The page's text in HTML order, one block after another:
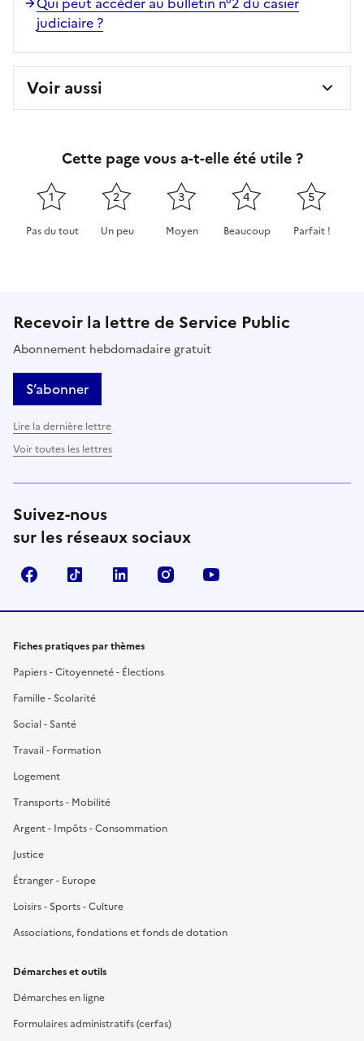
judiciaire ?
Voir aussi
Cette page vous a-t-elle été utile ?
1
Pas du tout
2
Un peu
3
Moyen
4
Beaucoup
5
Parfait !
Recevoir la lettre de Service Public
Abonnement hebdomadaire gratuit
S’abonner
Lire la dernière lettre
Voir toutes les lettres
Suivez-nous
sur les réseaux sociaux
FacebookTikTok LinkedIn Instagram
Fiches pratiques par thèmes
Papiers - Citoyenneté - Élections
Famille - Scolarité
Social - Santé
Travail - Formation
Logement
Transports - Mobilité
Argent - Impôts - Consommation
Justice
Étranger - Europe
Loisirs - Sports - Culture
Associations, fondations et fonds de dotation
Démarches et outils
Démarches en ligne
Formulaires administratifs (cerfas)